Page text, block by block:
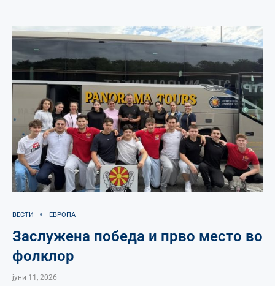
ВЕСТИ ЕВРОПА
Заслужена победа и прво место во
фолклор
јуни 11, 2026